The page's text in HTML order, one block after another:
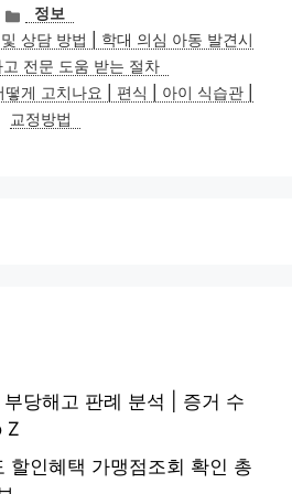
카
테
고
리
정보
상담 방법 | 학대 의심 아동 발견시
전문 도움 받는 절차
게 고치나요 | 편식 | 아이 식습관 |
교정방법
당해고 판례 분석 | 증거 수
Z
할인혜택 가맹점조회 확인 총